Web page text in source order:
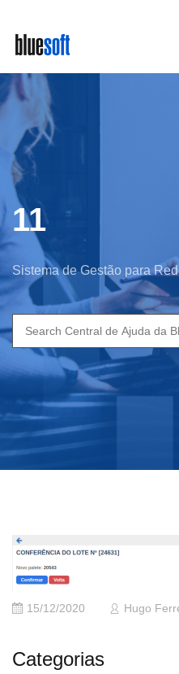
main
content
11
Sistema de Gestão para
Search
for:
15/12/2020 Hugo
Categorias